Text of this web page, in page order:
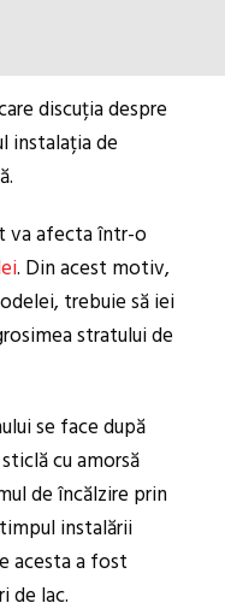
discuția despre
instalația de
va afecta într-o
. Din acest motiv,
trebuie să iei
stratului de
se face după
cu amorsă
de încălzire prin
instalării
acesta a fost